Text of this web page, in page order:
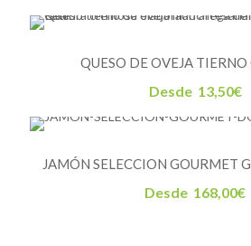
QUESO DE OVEJA TIERNO
Desde 13,50€
JAMÓN SELECCION GOURMET
Desde 168,00€